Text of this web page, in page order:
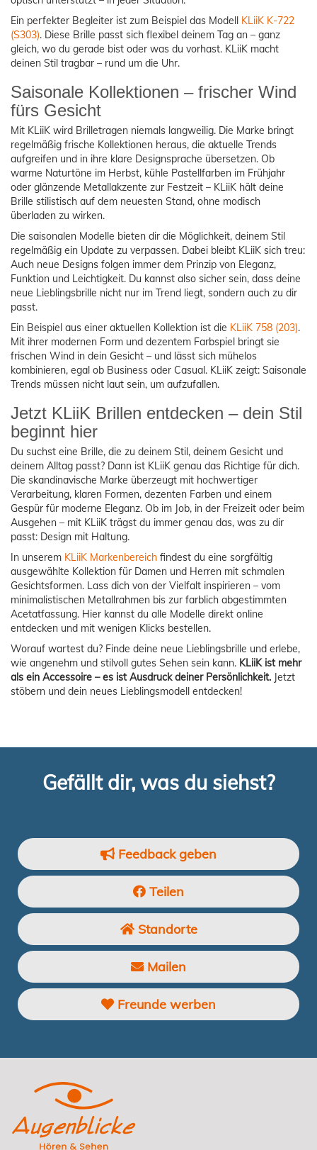
Ein perfekter Begleiter ist zum Beispiel das Modell KLiiK K-722
(S303). Diese Brille passt sich flexibel deinem Tag an – ganz
gleich, wo du gerade bist oder was du vorhast. KLiiK macht
deinen Stil tragbar – rund um die Uhr.
Saisonale Kollektionen – frischer Wind
fürs Gesicht
Mit KLiiK wird Brilletragen niemals langweilig. Die Marke bringt
regelmäßig frische Kollektionen heraus, die aktuelle Trends
aufgreifen und in ihre klare Designsprache übersetzen. Ob
warme Naturtöne im Herbst, kühle Pastellfarben im Frühjahr
oder glänzende Metallakzente zur Festzeit – KLiiK hält deine
Brille stilistisch auf dem neuesten Stand, ohne modisch
überladen zu wirken.
Die saisonalen Modelle bieten dir die Möglichkeit, deinem Stil
regelmäßig ein Update zu verpassen. Dabei bleibt KLiiK sich treu:
Auch neue Designs folgen immer dem Prinzip von Eleganz,
Funktion und Leichtigkeit. Du kannst also sicher sein, dass deine
neue Lieblingsbrille nicht nur im Trend liegt, sondern auch zu dir
passt.
Ein Beispiel aus einer aktuellen Kollektion ist die KLiiK 758 (203).
Mit ihrer modernen Form und dezentem Farbspiel bringt sie
frischen Wind in dein Gesicht – und lässt sich mühelos
kombinieren, egal ob Business oder Casual. KLiiK zeigt: Saisonale
Trends müssen nicht laut sein, um aufzufallen.
Jetzt KLiiK Brillen entdecken – dein Stil
beginnt hier
Du suchst eine Brille, die zu deinem Stil, deinem Gesicht und
deinem Alltag passt? Dann ist KLiiK genau das Richtige für dich.
Die skandinavische Marke überzeugt mit hochwertiger
Verarbeitung, klaren Formen, dezenten Farben und einem
Gespür für moderne Eleganz. Ob im Job, in der Freizeit oder beim
Ausgehen – mit KLiiK trägst du immer genau das, was zu dir
passt: Design mit Haltung.
In unserem KLiiK Markenbereich findest du eine sorgfältig
ausgewählte Kollektion für Damen und Herren mit schmalen
Gesichtsformen. Lass dich von der Vielfalt inspirieren – vom
minimalistischen Metallrahmen bis zur farblich abgestimmten
Acetatfassung. Hier kannst du alle Modelle direkt online
entdecken und mit wenigen Klicks bestellen.
Worauf wartest du? Finde deine neue Lieblingsbrille und erlebe,
wie angenehm und stilvoll gutes Sehen sein kann. KLiiK ist mehr
als ein Accessoire – es ist Ausdruck deiner Persönlichkeit. Jetzt
stöbern und dein neues Lieblingsmodell entdecken!
Gefällt dir, was du siehst?
Feedback geben
Teilen
Standorte
Mailen
Freunde werben